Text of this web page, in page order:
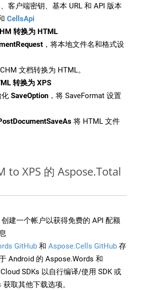
客户端密钥、基本 URL 和 API 版本
CellsApi
转换为 HTML
，将本地文件名和格式设
文档转换为 HTML。
转换为 XPS
化 SaveOption ，将 SaveFormat 设置
将 HTML 文件
to XPS 的 Aspose.Total
创建一个帐户以获得免费的 API 配额
GitHub 和 Aspose.Cells GitHub 存
Android 的 Aspose.Words 和
SDKs 以自行编译/使用 SDK 或
获取其他下载选项。